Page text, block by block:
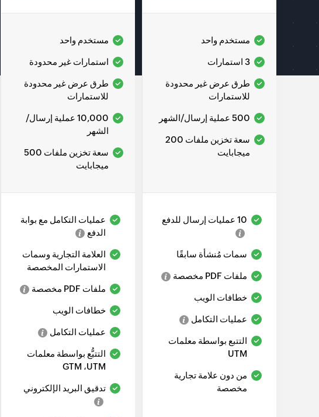
مستخدم واحد
3 استمارات
طرق عرض غير محدودة
للاستمارات
500 عملية إرسال/الشهر
سعة تخزين ملفات 200
ميجابايت
10 عمليات إرسال للدفع
سمات مُنشأة سابقًا
ملفات PDF مخصصة
خطافات الويب
عمليات التكامل
التتبع بواسطة معلمات
UTM
من دون علامة تجارية
مخصصة
مستخدم واحد
استمارات غير محدودة
طرق عرض غير محدودة
للاستمارات
10,000 عملية إرسال/
الشهر
سعة تخزين ملفات 500
ميجابايت
عمليات التكامل مع بوابة
الدفع
العلامة التجارية وسمات
الاستمارات المخصصة
ملفات PDF مخصصة
خطافات الويب
عمليات التكامل
التتبُّع بواسطة معلمات
UTM، ‏GTM
تدقيق البريد الإلكتروني